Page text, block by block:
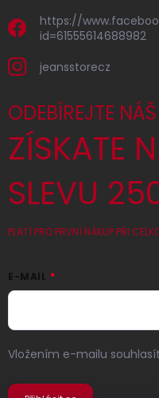
https://
id=61555614688982
jeansstorecz
ODEBÍREJTE
ZÍSKATE
SLEVU
PLATÍ PRO PRVNÍ NÁKUP PŘI
E-MAIL
Vložením e-mailu